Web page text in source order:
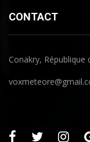
CONTACT
Conakry, République